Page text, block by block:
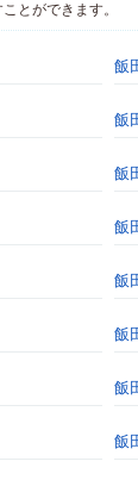
とができます。
飯
飯
飯
飯
飯
飯
飯
飯